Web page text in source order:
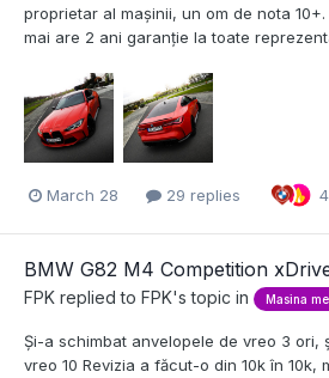
proprietar al mașinii, un om de nota
mai are 2 ani garanție la toate
March 28 29 replies 4
BMW G82 M4 Competition
FPK replied to FPK's topic in Masina
Și-a schimbat anvelopele de vreo 3 ori,
vreo 10 Revizia a făcut-o din 10k în 10k,